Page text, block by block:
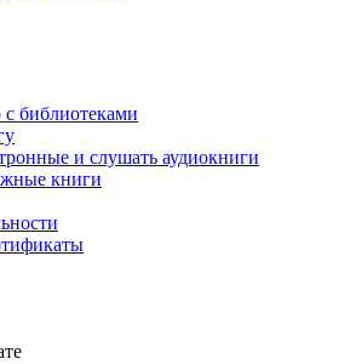
библиотеками
и слушать аудиокниги
книги